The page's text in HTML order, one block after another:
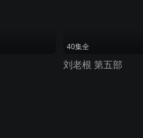
40集全
刘老根 第五部